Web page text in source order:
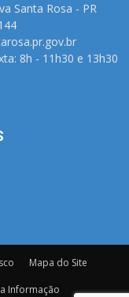
Santa Rosa - PR
8h - 11h30 e 13h30
Mapa do Site
Informação